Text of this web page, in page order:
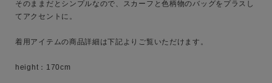
そのままだとシンプルなので、スカーフと色柄物のバッグをプラスし
てアクセントに。
着用アイテムの商品詳細は下記よりご覧いただけます。
height：170cm